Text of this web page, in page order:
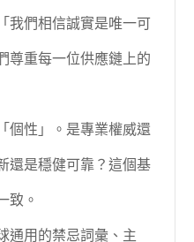
我們相信誠實是唯一可
尊重每一位供應鏈上的
個性」。是專業權威還
還是穩健可靠？這個基
致。
通用的禁忌詞彙、主